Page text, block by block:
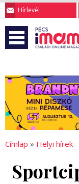
Hírlevél
Címlap » Helyi hírek